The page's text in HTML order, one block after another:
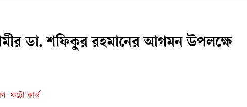
ডা. শফিকুর রহমানের আগমন উপলক্ষে
ফটো কার্ড